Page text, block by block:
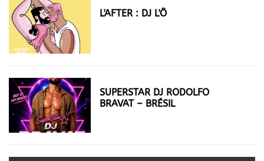
L'AFTER : DJ L'Ô
SUPERSTAR DJ RODOLFO
BRAVAT – BRÉSIL